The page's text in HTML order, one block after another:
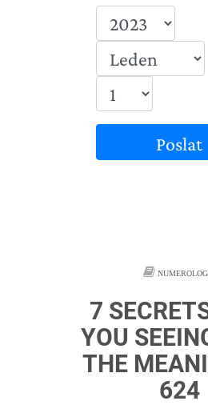
Poslat
7
YOU
THE
624